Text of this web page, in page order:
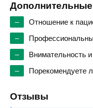
–
Отношение к
–
–
Внимательность
–
Порекомендуете
Отзывы